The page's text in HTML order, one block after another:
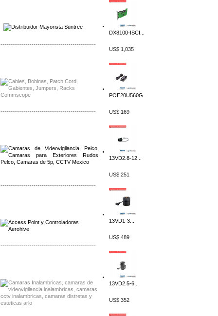
-------------------------------------------------
-------------------------------------------------
-------------------------------------------------
-------------------------------------------------
DX8100-ISCI...
US$ 1,035
POE20U560G...
US$ 169
13VD2.8-12...
US$ 251
13VD1-3...
US$ 489
13VD2.5-6...
US$ 352